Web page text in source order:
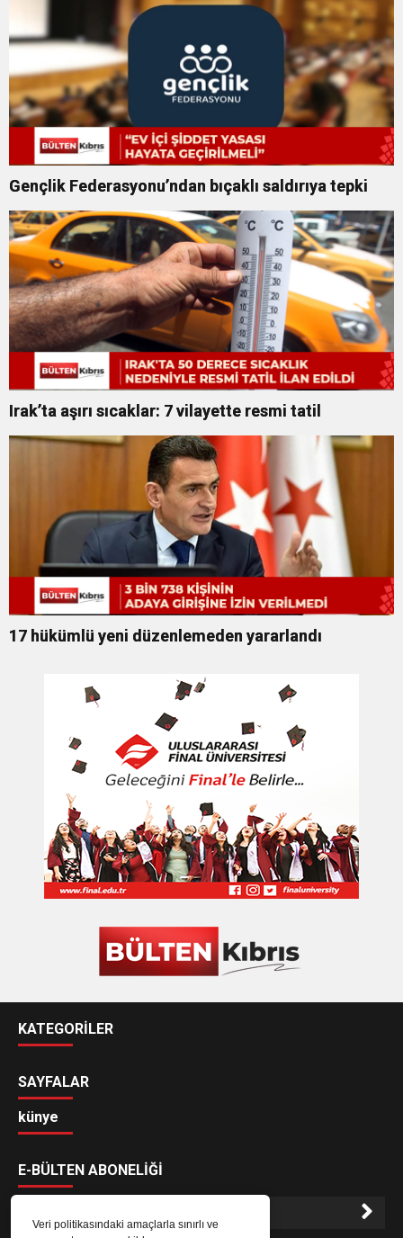
Veri politikasındaki amaçlarla sınırlı ve
Gençlik Federasyonu’ndan bıçaklı saldırıya tepki
Irak’ta aşırı sıcaklar: 7 vilayette resmi tatil
17 hükümlü yeni düzenlemeden yararlandı
KATEGORİLER
SAYFALAR
künye
E-BÜLTEN ABONELİĞİ